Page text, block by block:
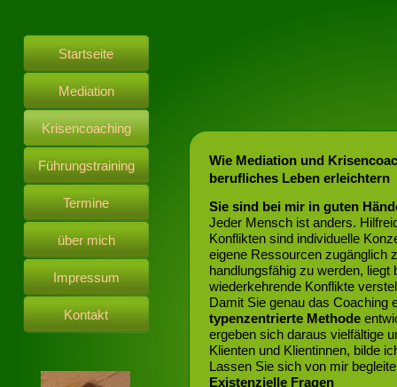
Startseite
Mediation
Krisencoaching
Führungstraining
Termine
über mich
Impressum
Kontakt
Wie Mediation und
berufliches Leben erleichtern
Sie sind bei mir in guten
Jeder Mensch ist anders.
Konflikten sind individuelle
eigene Ressourcen zugänglich
handlungsfähig zu werden,
wiederkehrende Konflikte
Damit Sie genau das Coaching
typenzentrierte Methode
ergeben sich daraus vielfältige
Klienten und Klientinnen, bilde
Lassen Sie sich von mir
Existenzielle Fragen